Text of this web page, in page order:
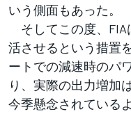
いう側面もあった。
そしてこの度、FIA
活させるという措置
ートでの減速時のパ
り、実際の出力増加
今季懸念されている